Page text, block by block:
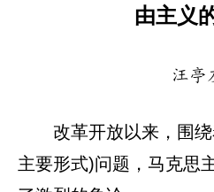
由主义
汪亭
改革开放以来，围
主要形式)问题，马克思